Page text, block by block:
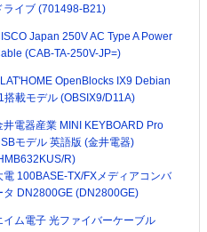
ライブ (701498-B21)
Japan 250V AC Type A Power
(CAB-TA-250V-JP=)
OpenBlocks IX9 Debian
搭載モデル (OBSIX9/D11A)
井電器産業 MINI KEYBOARD Pro
モデル 英語版 (金井電器)
R)
電 100BASE-TX/FXメディアコンバ
タ DN2800GE (DN2800GE)
イム電子 光ファイバーケーブル